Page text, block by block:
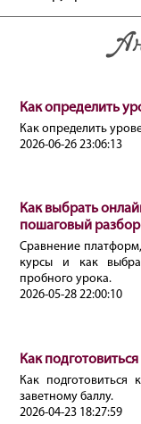
Как определить
Как определить
2026-06-26 23:06:13
Как выбрать
пошаговый
Сравнение
курсы и как
пробного урока.
2026-05-28 22:00:10
Как
Как подготовиться
заветному баллу.
2026-04-23 18:27:59